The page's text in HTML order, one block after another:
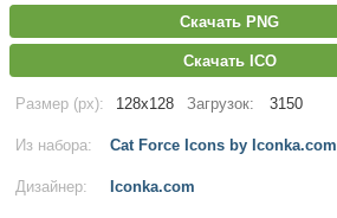
Скачать PNG
Скачать ICO
Размер (px): 128x128 Загрузок: 3150
Из набора: Cat Force Icons by Iconka.com
Дизайнер: Iconka.com